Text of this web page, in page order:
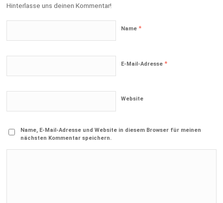
Hinterlasse uns deinen Kommentar!
Name*
E-Mail-Adresse*
Website
Name, E-Mail-Adresse und Website in diesem Browser für meinen
nächsten Kommentar speichern.